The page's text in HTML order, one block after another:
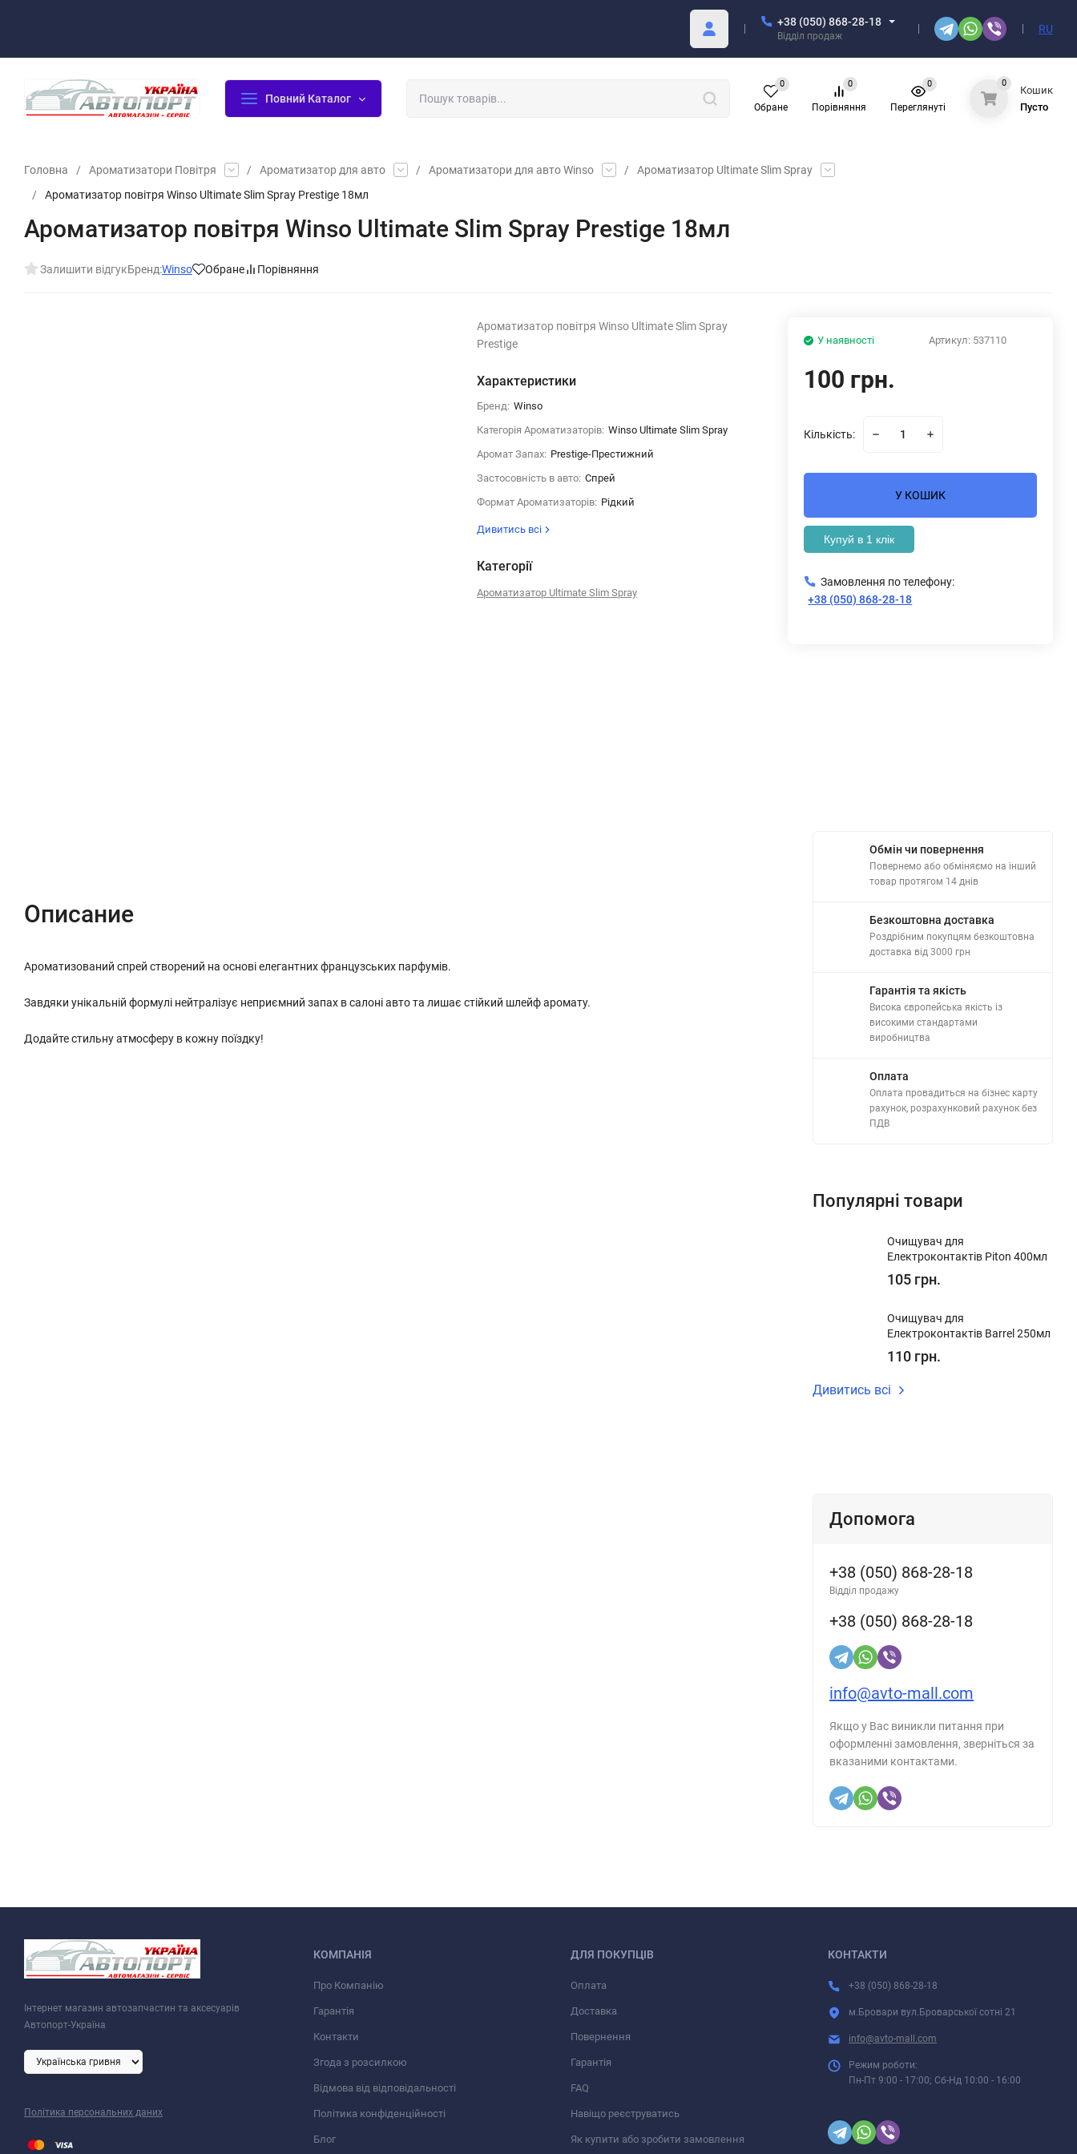
+38 (050) 868-28-18
Відділ продаж
RU
Повний Каталог
Обране
0
Порівняння
0
Переглянуті
0 0
Кошик
Пусто
Головна / Ароматизатори Повітря / Ароматизатор для авто / Ароматизатори для авто Winso /
Ароматизатор Ultimate Slim Spray
/
Ароматизатор повітря Winso Ultimate Slim Spray Prestige 18мл
Ароматизатор повітря Winso Ultimate Slim Spray Prestige 18мл
Залишити відгукБренд:Winso Обране Порівняння
Ароматизатор повітря Winso Ultimate Slim Spray
Prestige
Характеристики
Бренд: Winso
Категорія Ароматизаторів: Winso Ultimate Slim Spray
Аромат Запах: Prestige-Престижний
Застосовність в авто: Спрей
Формат Ароматизаторів: Рідкий
Дивитись всі
Категорії
Ароматизатор Ultimate Slim Spray
Артикул: 537110
У наявності
100 грн.
Кількість:
У КОШИК
Купуй в 1 клік
Замовлення по телефону:
+38 (050) 868-28-18
Описание
Ароматизований спрей створений на основі елегантних французських парфумів.
Завдяки унікальній формулі нейтралізує неприємний запах в салоні авто та лишає стійкий шлейф аромату.
Додайте стильну атмосферу в кожну поїздку!
Обмін чи повернення
Повернемо або обміняємо на інший
товар протягом 14 днів
Безкоштовна доставка
Роздрібним покупцям безкоштовна
доставка від 3000 грн
Гарантія та якість
Висока європейська якість із
високими стандартами
виробництва
Оплата
Оплата провадиться на бізнес карту
рахунок, розрахунковий рахунок без
ПДВ
Популярні товари
Очищувач для
Електроконтактів Piton 400мл
105 грн.
Очищувач для
Електроконтактів Barrel 250мл
110 грн.
Дивитись всі
Допомога
+38 (050) 868-28-18
Відділ продажу
+38 (050) 868-28-18
info@avto-mall.com
Якщо у Вас виникли питання при
оформленні замовлення, зверніться за
вказаними контактами.
Інтернет магазин автозапчастин та аксесуарів
Автопорт-Україна
Політика персональних даних
КОМПАНІЯ
Про Компанію
Гарантія
Контакти
Згода з розсилкою
Відмова від відповідальності
Політика конфіденційності
Блог
ДЛЯ ПОКУПЦІВ
Оплата
Доставка
Повернення
Гарантія
FAQ
Навіщо реєструватись
Як купити або зробити замовлення
КОНТАКТИ
+38 (050) 868-28-18
м.Бровари вул.Броварської сотні 21
info@avto-mall.com
Режим роботи:
Пн-Пт 9:00 - 17:00; Сб-Нд 10:00 - 16:00